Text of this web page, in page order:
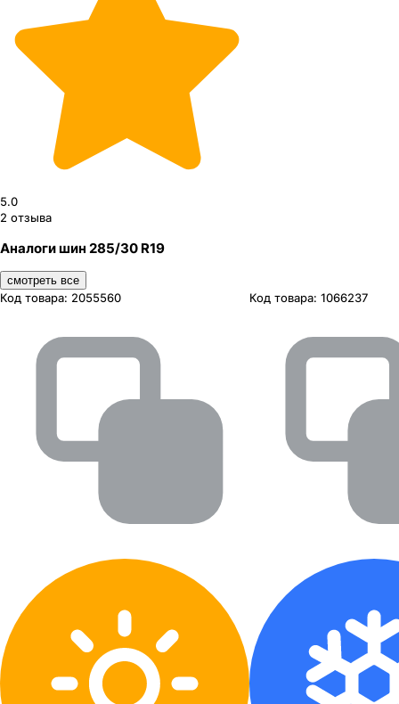
5.0
2 отзыва
Аналоги шин 285/30 R19
смотреть все
Код товара: 2055560 Код товара: 1066237